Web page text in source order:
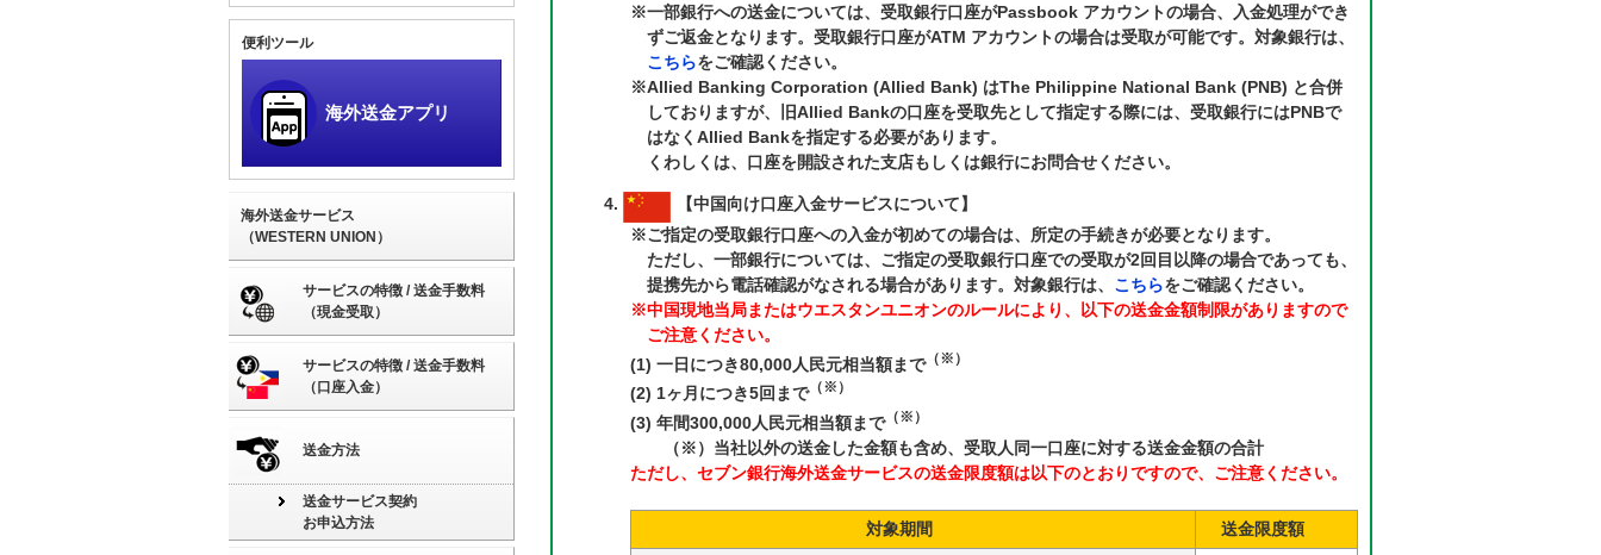
便利ツール
海外送金アプリ
海外送金サービス
（WESTERN UNION）
サービスの特徴 / 送金手数料
（現金受取）
サービスの特徴 / 送金手数料
（口座入金）
送金方法
送金サービス契約
お申込方法
※一部銀行への送金については、受取銀行口座がPassbook アカウントの場合、入金処理ができ
ずご返金となります。受取銀行口座がATM アカウントの場合は受取が可能です。対象銀行は、
こちらをご確認ください。
※Allied Banking Corporation (Allied Bank) はThe Philippine National Bank (PNB) と合併
しておりますが、旧Allied Bankの口座を受取先として指定する際には、受取銀行にはPNBで
はなくAllied Bankを指定する必要があります。
くわしくは、口座を開設された支店もしくは銀行にお問合せください。
【中国向け口座入金サービスについて】
※ご指定の受取銀行口座への入金が初めての場合は、所定の手続きが必要となります。
ただし、一部銀行については、ご指定の受取銀行口座での受取が2回目以降の場合であっても、
提携先から電話確認がなされる場合があります。対象銀行は、 こちらをご確認ください。
※中国現地当局またはウエスタンユニオンのルールにより、以下の送金金額制限がありますので
ご注意ください。
(1) 一日につき80,000人民元相当額まで （※）
(2) 1ヶ月につき5回まで （※）
(3) 年間300,000人民元相当額まで （※）
（※）当社以外の送金した金額も含め、受取人同一口座に対する送金金額の合計
ただし、セブン銀行海外送金サービスの送金限度額は以下のとおりですので、ご注意ください。
対象期間
送金限度額